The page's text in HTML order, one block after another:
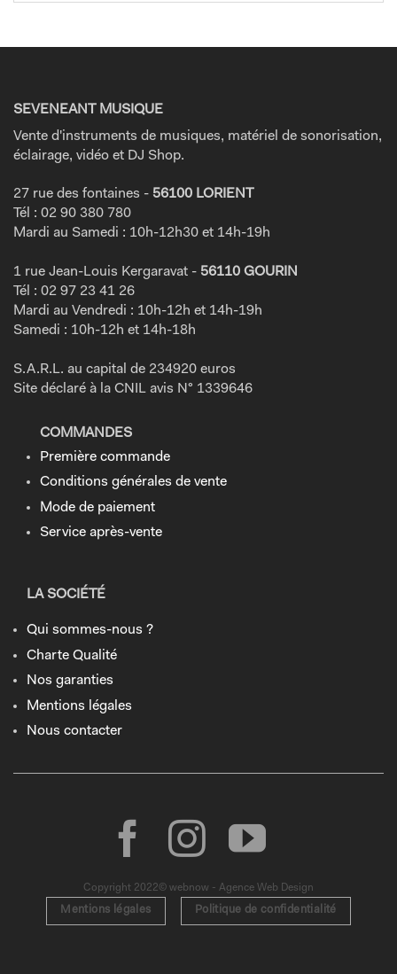
SEVENEANT MUSIQUE
Vente d'instruments de musiques, matériel de sonorisation,
éclairage, vidéo et DJ Shop.
27 rue des fontaines - 56100 LORIENT
Tél : 02 90 380 780
Mardi au Samedi : 10h-12h30 et 14h-19h
1 rue Jean-Louis Kergaravat - 56110 GOURIN
Tél : 02 97 23 41 26
Mardi au Vendredi : 10h-12h et 14h-19h
Samedi : 10h-12h et 14h-18h
S.A.R.L. au capital de 234920 euros
Site déclaré à la CNIL avis N° 1339646
COMMANDES
Première commande
Conditions générales de vente
Mode de paiement
Service après-vente
LA SOCIÉTÉ
Qui sommes-nous ?
Charte Qualité
Nos garanties
Mentions légales
Nous contacter
Copyright 2022© webnow - Agence Web Design
Mentions légales Politique de confidentialité